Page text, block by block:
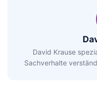
David Krause
Sachverhalte